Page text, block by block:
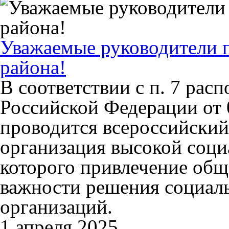
Уважаемые руководители
района!
В соответствии с п. 7
Российской Федерации
проводится
организация высокой
которого привлечение
важности решения
организаций.